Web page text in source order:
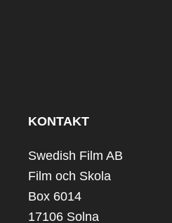
KONTAKT
Swedish Film AB
Film och Skola
Box 6014
17106 Solna